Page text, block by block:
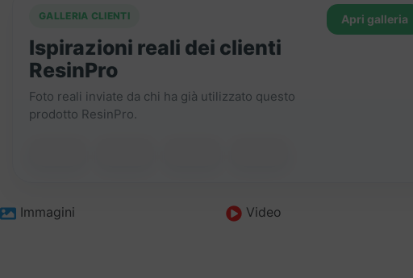
GALLERIA CLIENTI
Ispirazioni reali dei clienti
ResinPro
Foto reali inviate da chi ha già utilizzato questo
prodotto ResinPro.
Apri galleria
Immagini
Video